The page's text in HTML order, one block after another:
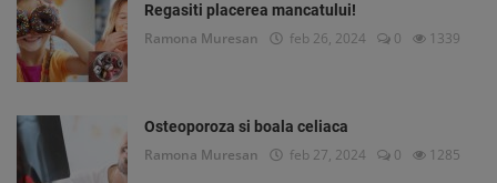
Regasiti placerea mancatului!
Ramona Muresan feb 26, 2024 0 1339
Osteoporoza si boala celiaca
Ramona Muresan feb 27, 2024 0 1285